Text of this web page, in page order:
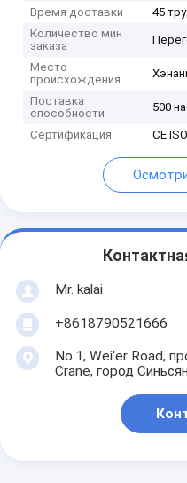
Время доставки
45
Количество мин
заказа
Место
происхождения
Поставка
способности
500
Сертификация CE
Mr. kalai
+8618790521666
No.1, Wei'er Road,
Crane, город